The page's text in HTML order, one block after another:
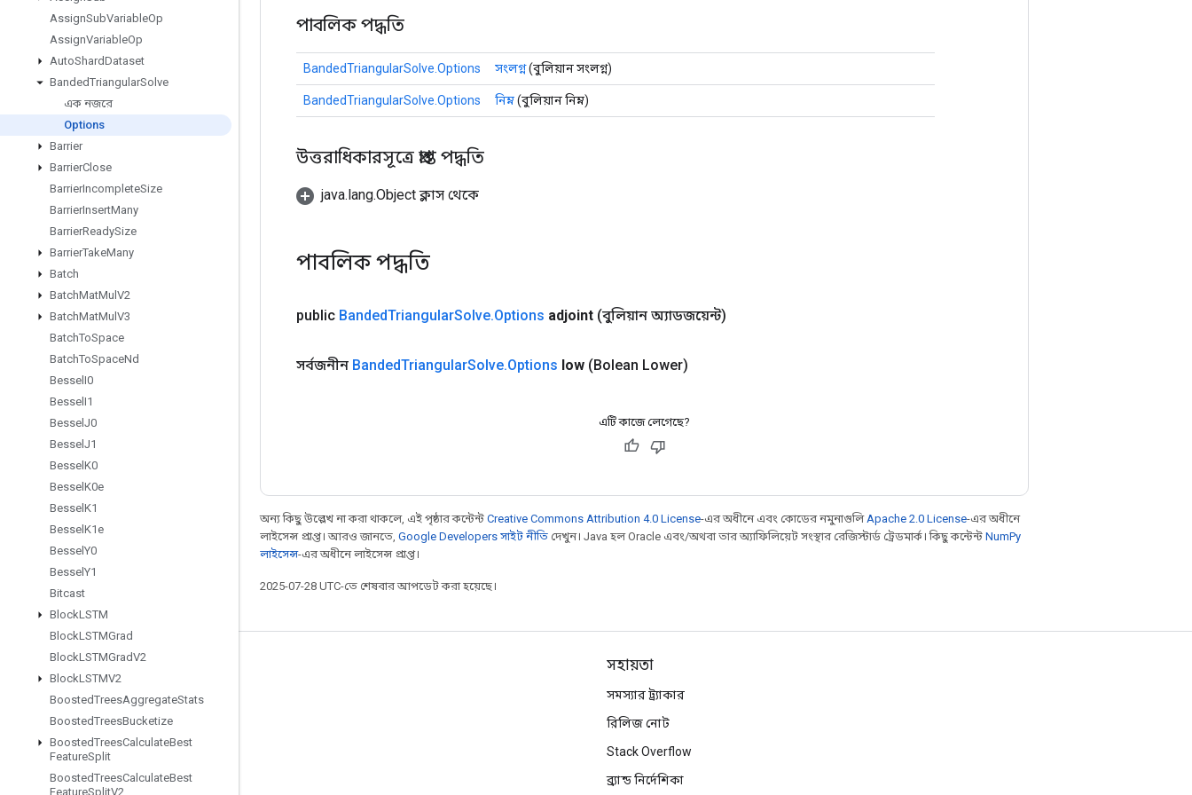
AssignSubVariableOp
AssignVariableOp
AutoShardDataset
BandedTriangularSolve
এক নজরে
Options
Barrier
BarrierClose
BarrierIncompleteSize
BarrierInsertMany
BarrierReadySize
BarrierTakeMany
Batch
BatchMatMul V2
BatchMatMul V3
BatchToSpace
BatchToSpaceNd
Bessel I0
Bessel I1
Bessel J0
Bessel J1
Bessel K0
Bessel K0e
Bessel K1
Bessel K1e
Bessel Y0
Bessel Y1
Bitcast
BlockLSTM
BlockLSTMGrad
BlockLSTMGradV2
BlockLSTMV2
BoostedTreesAggregateStats
BoostedTreesBucketize
BoostedTreesCalculateBest
FeatureSplit
BoostedTreesCalculateBest
FeatureSplitV2
পাবলিক পদ্ধতি
BandedTriangularSolve.Options সংলগ্ন(বুলিয়ান সংলগ্ন)
BandedTriangularSolve.Options নিম্ন(বুলিয়ান নিম্ন)
উত্তরাধিকারসূত্রে প্রাপ্ত পদ্ধতি
java.lang.Object ক্লাস থেকে
পাবলিক পদ্ধতি
public BandedTriangularSolve.Options adjoint (বুলিয়ান অ্যাডজয়েন্ট)
সর্বজনীন BandedTriangularSolve.Options low (Bolean Lower)
এটি কাজে লেগেছে?
অন্য কিছু উল্লেখ না করা থাকলে, এই পৃষ্ঠার কন্টেন্ট Creative Commons Attribution 4.0 License-এর অধীনে এবং কোডের নমুনাগুলি Apache 2.0 License-এর অধীনে
লাইসেন্স প্রাপ্ত। আরও জানতে, Google Developers সাইট নীতি দেখুন। Java হল Oracle এবং/অথবা তার অ্যাফিলিয়েট সংস্থার রেজিস্টার্ড ট্রেডমার্ক। কিছু কন্টেন্ট NumPy
লাইসেন্স-এর অধীনে লাইসেন্স প্রাপ্ত।
2025-07-28 UTC-তে শেষবার আপডেট করা হয়েছে।
সবসময় যুক্ত থাকুন
ফোরাম
GitHub
Twitter
সহায়তা
সমস্যার ট্র্যাকার
রিলিজ নোট
Stack Overflow
ব্র্যান্ড নির্দেশিকা